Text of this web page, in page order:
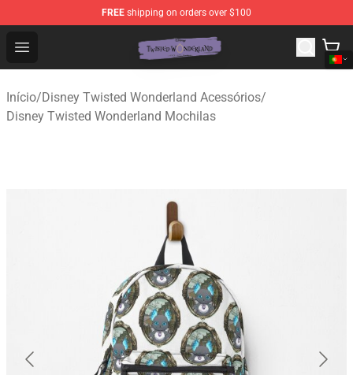
FREE shipping on orders over $100
Open menu
Twisted Wonderland Store - Official Twisted
Início/Disney Twisted Wonderland Acessórios/
Disney Twisted Wonderland Mochilas